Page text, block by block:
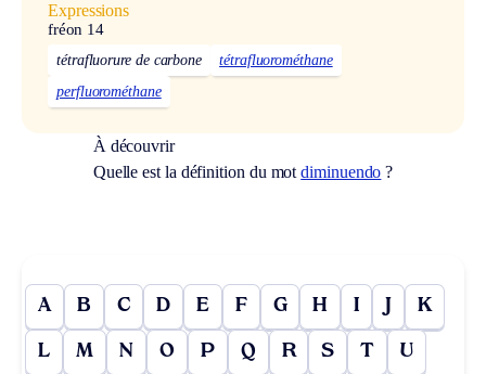
Expressions
fréon 14
tétrafluorure de carbone
tétrafluorométhane
perfluorométhane
À découvrir
Quelle est la définition du motdiminuendo ?
A B C D E F G H I J K
L M N O P Q R S T U